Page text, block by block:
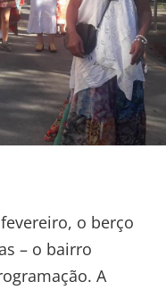
o berço
– o bairro
A